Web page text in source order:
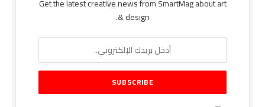
Get the latest creative news from SmartMag about art
& design.